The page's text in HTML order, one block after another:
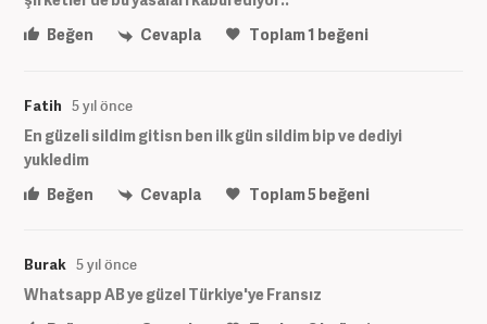
Beğen
Cevapla Toplam1 beğeni
Fatih 5 yıl önce
En güzeli sildim gitisn ben ilk gün sildim bip ve dediyi
yukledim
Beğen
Cevapla Toplam5beğeni
Burak 5 yıl önce
Whatsapp AB ye güzel Türkiye'ye Fransız